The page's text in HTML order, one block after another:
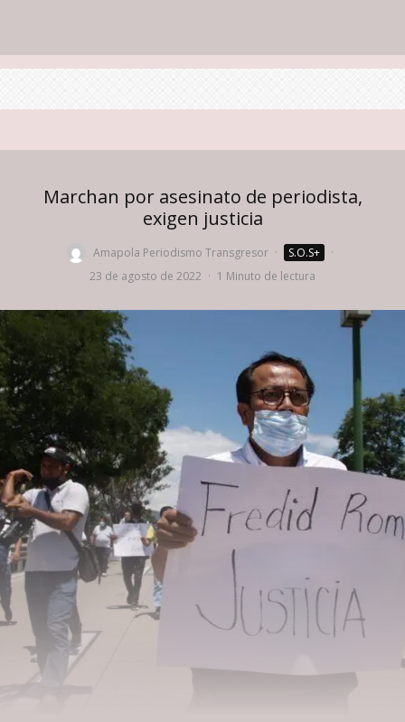
Marchan por asesinato de periodista,
exigen justicia
Amapola Periodismo Transgresor · S.O.S+
·
23 de agosto de 2022 · 1 Minuto de lectura